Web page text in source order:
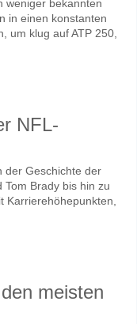
weniger bekannten
in einen konstanten
um klug auf ATP 250,
NFL-
der Geschichte der
Brady bis hin zu
Karrierehöhepunkten,
meisten